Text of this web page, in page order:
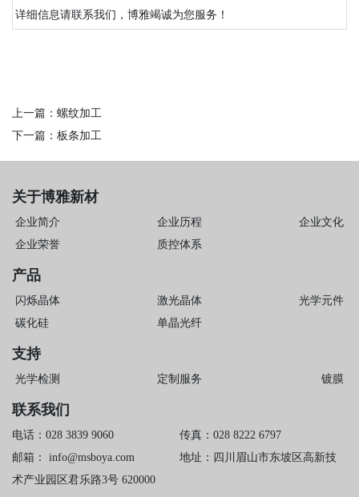
详细信息请联系我们，博雅竭诚为您服务！
上一篇： 螺纹加工
下一篇： 板条加工
关于博雅新材
企业简介 企业历程
企业文化
企业荣誉
质控体系
产品
闪烁晶体 激光晶体
光学元件
碳化硅
单晶光纤
支持
光学检测 定制服务 镀膜
联系我们
电话：028 3839 9060
传真：028 8222 6797
邮箱：
info@msboya.com
地址：四川眉山市东坡区高新技
术产业园区君乐路3号 620000